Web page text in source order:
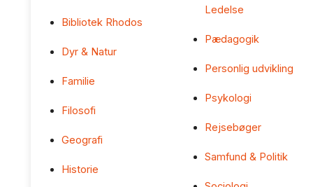
Bibliotek Rhodos
Dyr & Natur
Familie
Filosofi
Geografi
Historie
Ledelse
Pædagogik
Personlig udvikling
Psykologi
Rejsebøger
Samfund & Politik